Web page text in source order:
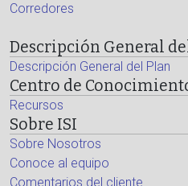
Corredores
Descripción General
Descripción General del Plan
Centro de
Recursos
Sobre ISI
Sobre Nosotros
Conoce al equipo
Comentarios del cliente